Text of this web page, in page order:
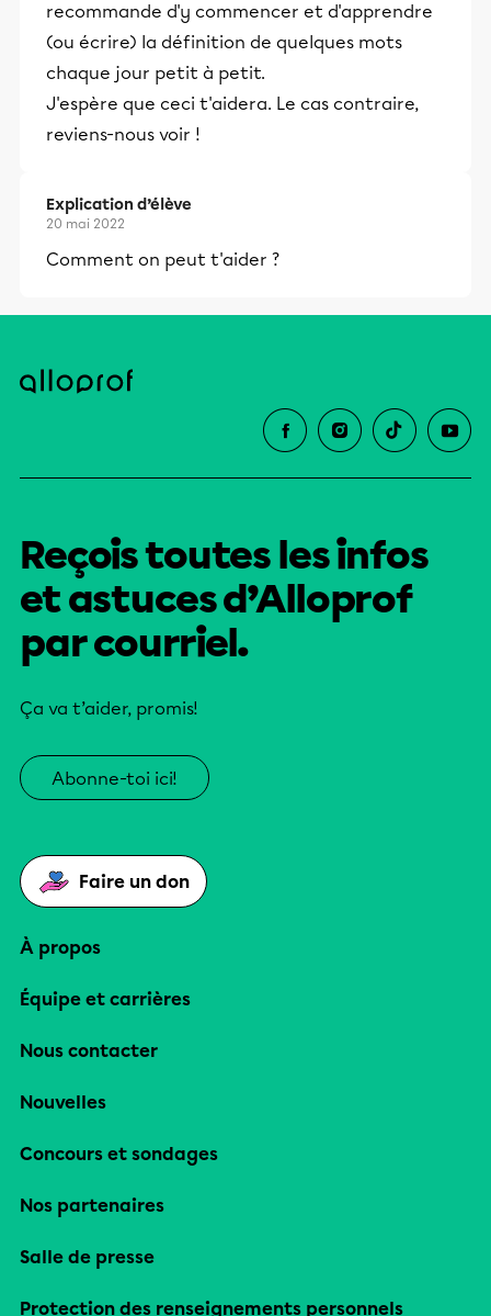
recommande d'y commencer et d'apprendre
(ou écrire) la définition de quelques mots
chaque jour petit à petit.
J'espère que ceci t'aidera. Le cas contraire,
reviens-nous voir !
Explication d’élève
20 mai 2022
Comment on peut t'aider ?
Reçois toutes les infos
et astuces d’Alloprof
par courriel.
Ça va t’aider, promis!
Abonne-toi ici!
Faire un don
À propos
Équipe et carrières
Nous contacter
Nouvelles
Concours et sondages
Nos partenaires
Salle de presse
Protection des renseignements personnels